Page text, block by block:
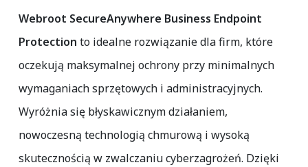
Webroot SecureAnywhere Business Endpoint
Protection to idealne rozwiązanie dla firm, które
oczekują maksymalnej ochrony przy minimalnych
wymaganiach sprzętowych i administracyjnych.
Wyróżnia się błyskawicznym działaniem,
nowoczesną technologią chmurową i wysoką
skutecznością w zwalczaniu cyberzagrożeń. Dzięki